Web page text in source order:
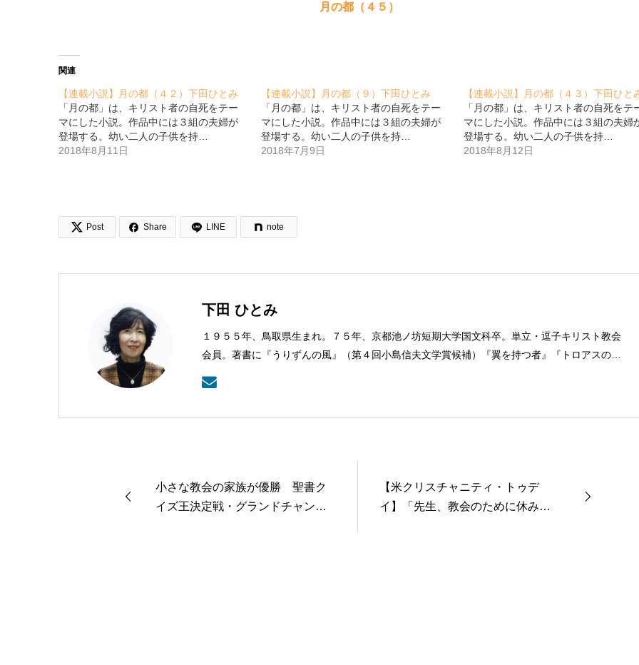
月の都（４５）
関連
【連載小説】月の都（４２）下田ひとみ
「月の都」は、キリスト者の自死をテー
マにした小説。作品中には３組の夫婦が
登場する。幼い二人の子供を持…
2018年8月11日
【連載小説】月の都（９）下田ひとみ
「月の都」は、キリスト者の自死をテー
マにした小説。作品中には３組の夫婦が
登場する。幼い二人の子供を持…
2018年7月9日
【連載小説】月の都（４３）下田ひと
「月の都」は、キリスト者の自死をテ
マにした小説。作品中には３組の夫婦
登場する。幼い二人の子供を持…
2018年8月12日
 Post  Share LINE note
下田 ひとみ
１９５５年、鳥取県生まれ。７５年、京都池ノ坊短期大学国文科卒。単立・逗子キリスト教会
会員。著書に『うりずんの風』（第４回小島信夫文学賞候補）『翼を持つ者』『トロアスの
ど。
小さな教会の家族が優勝 聖書ク
イズ王決定戦・グランドチャンピ
【米クリスチャニティ・トゥデ
イ】「先生、教会のために休みを